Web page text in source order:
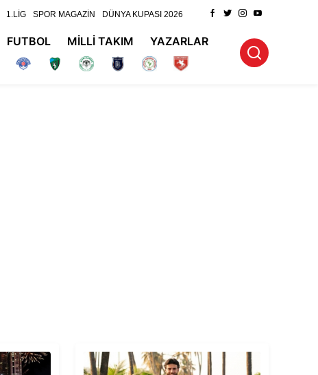
1.LİG SPOR MAGAZİN DÜNYA KUPASI 2026
FUTBOL MİLLİ TAKIM YAZARLAR